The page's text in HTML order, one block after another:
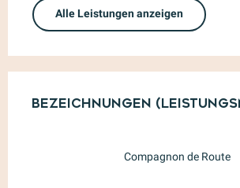
Alle Leistungen anzeigen
Bezeichnungen
Bezeichnungen
Compagnon de Route